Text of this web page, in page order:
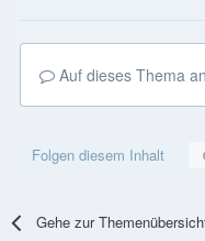
Auf dieses Thema
Folgen diesem Inhalt
Gehe zur